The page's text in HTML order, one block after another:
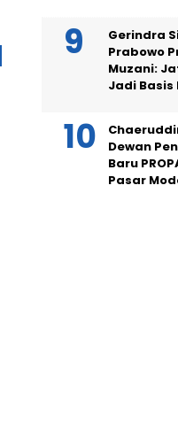
Gerindra
Prabowo
Muzani:
Jadi
Dewan
Baru
Pasar